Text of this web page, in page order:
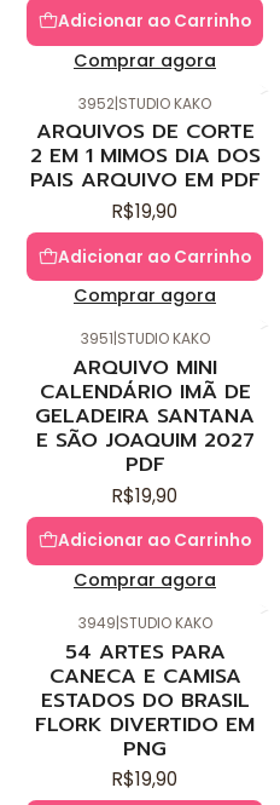
Adicionar ao Carrinho
Comprar agora
3952|STUDIO KAKO
ARQUIVOS DE CORTE
2 EM 1 MIMOS DIA DOS
PAIS ARQUIVO EM PDF
R$19,90
Adicionar ao Carrinho
Comprar agora
3951|STUDIO KAKO
ARQUIVO MINI
CALENDÁRIO IMÃ DE
GELADEIRA SANTANA
E SÃO JOAQUIM 2027
PDF
R$19,90
Adicionar ao Carrinho
Comprar agora
3949|STUDIO KAKO
54 ARTES PARA
CANECA E CAMISA
ESTADOS DO BRASIL
FLORK DIVERTIDO EM
PNG
R$19,90